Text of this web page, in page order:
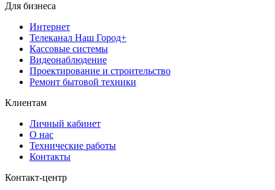
Для бизнеса
Интернет
Телеканал Наш Город+
Кассовые системы
Видеонаблюдение
Проектирование и строительство
Ремонт бытовой техники
Клиентам
Личный кабинет
О нас
Технические работы
Контакты
Контакт-центр